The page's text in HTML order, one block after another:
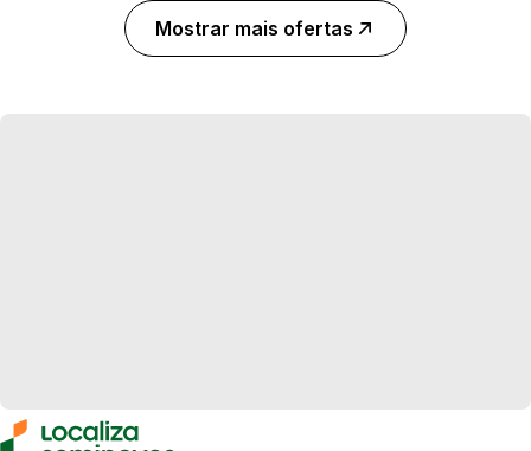
Mostrar mais ofertas